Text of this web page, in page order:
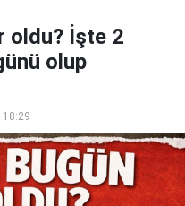
oldu? İşte 2
olup
18:29